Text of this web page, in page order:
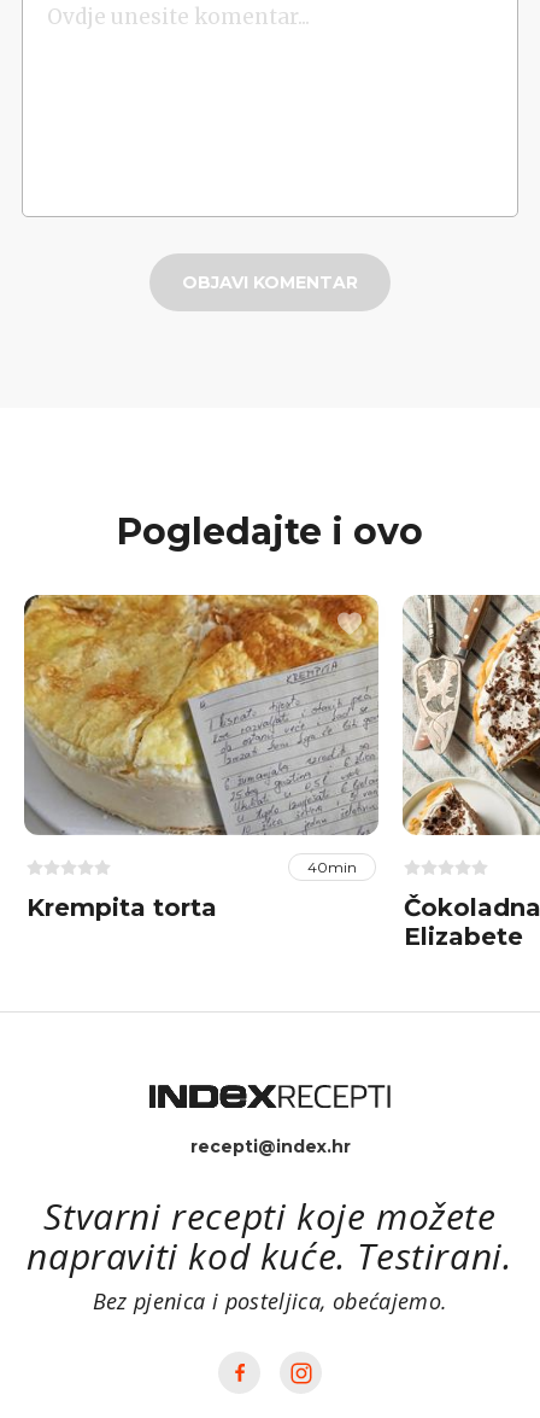
OBJAVI KOMENTAR
Pogledajte i ovo
40min
Krempita torta
Elizabete
recepti@index.hr
Stvarni recepti koje možete
napraviti kod kuće. Testirani.
Bez pjenica i posteljica, obećajemo.